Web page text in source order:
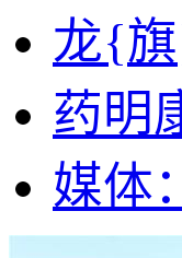
龙{
药明
媒体